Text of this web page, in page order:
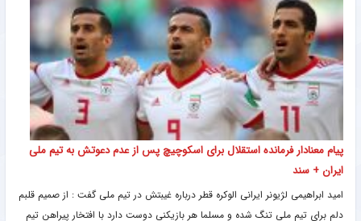
پیام معنادار فرمانده استقلال برای اسکوچیچ پس از عدم دعوتش به تیم ملی
ایران + سند
امید ابراهیمی لژیونر ایرانی الوکره قطر درباره غیبتش در تیم ملی گفت : از صمیم قلبم
دلم برای تیم ملی تنگ شده و مسلما هر بازیکنی دوست دارد با افتخار پیراهن تیم